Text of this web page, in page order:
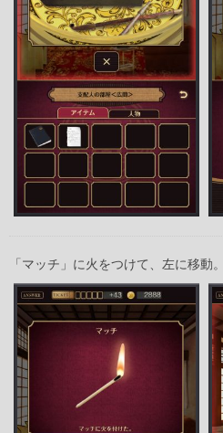
「マッチ」に火をつけて、左に移動。